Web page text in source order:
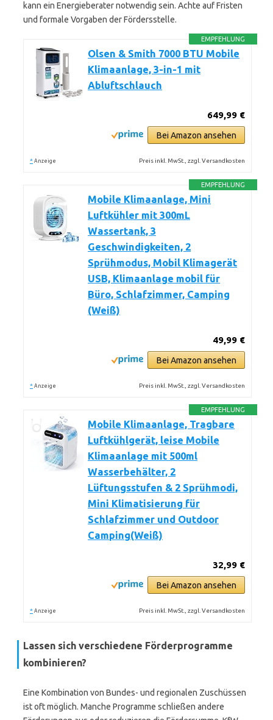
kann ein Energieberater notwendig sein. Achte auf Fristen
und formale Vorgaben der Fördersstelle.
EMPFEHLUNG
Olsen & Smith 7000 BTU Mobile
Klimaanlage, 3-in-1 mit
Abluftschlauch
649,99 €
Bei Amazon ansehen
* Anzeige Preis inkl. MwSt., zzgl. Versandkosten
EMPFEHLUNG
Mobile Klimaanlage, Mini
Luftkühler mit 300mL
Wassertank, 3
Geschwindigkeiten, 2
Sprühmodus, Mobil Klimagerät
USB, Klimaanlage mobil für
Büro, Schlafzimmer, Camping
(Weiß)
49,99 €
Bei Amazon ansehen
* Anzeige Preis inkl. MwSt., zzgl. Versandkosten
EMPFEHLUNG
Mobile Klimaanlage, Tragbare
Luftkühlgerät, leise Mobile
Klimaanlage mit 500ml
Wasserbehälter, 2
Lüftungsstufen & 2 Sprühmodi,
Mini Klimatisierung für
Schlafzimmer und Outdoor
Camping(Weiß)
32,99 €
Bei Amazon ansehen
* Anzeige Preis inkl. MwSt., zzgl. Versandkosten
Lassen sich verschiedene Förderprogramme
kombinieren?
Eine Kombination von Bundes- und regionalen Zuschüssen
ist oft möglich. Manche Programme schließen andere